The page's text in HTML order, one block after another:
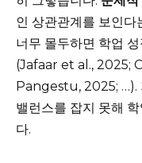
인 상관관계를 보인다
너무 몰두하면 학업
(Jafaar et al., 2025;
Pangestu, 2025; …).
밸런스를 잡지 못해
다.